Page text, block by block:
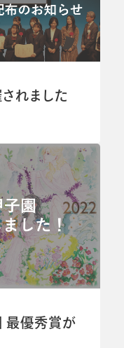
れました
最優秀賞が